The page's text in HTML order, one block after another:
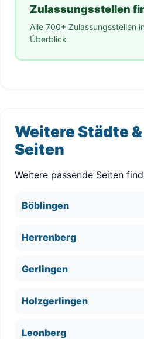
Zulassungsstellen
Alle 700+ Zulassungsstellen
Überblick
Weitere Städte
Seiten
Weitere passende Seiten
Böblingen
Herrenberg
Gerlingen
Holzgerlingen
Leonberg